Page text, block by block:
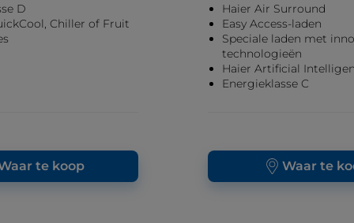
D
Chiller of Fruit
te koop
Haier Air Surround
Easy Access-laden
Speciale laden met
technologieën
Haier Artificial
Energieklasse C
Waar te